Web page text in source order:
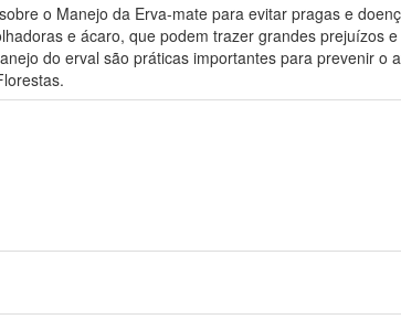
o Manejo da Erva-mate para evitar pragas e
e ácaro, que podem trazer grandes prejuízos
do erval são práticas importantes para prevenir